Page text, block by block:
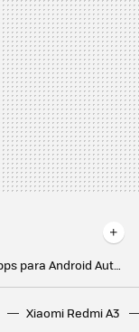
Desde que configuré así mi Android Auto, he dicho adiós a las multas de la DGT mientras conduzco
Se quería montar su primer PC gaming, y cometió uno de los errores más elementales a la hora de planear el diseño de su equipo
Xiaomi Redmi A3